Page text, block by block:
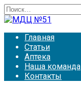
Перейти
к
Search
for:
Главная
Статьи
Аптека
Наша команда
Контакты